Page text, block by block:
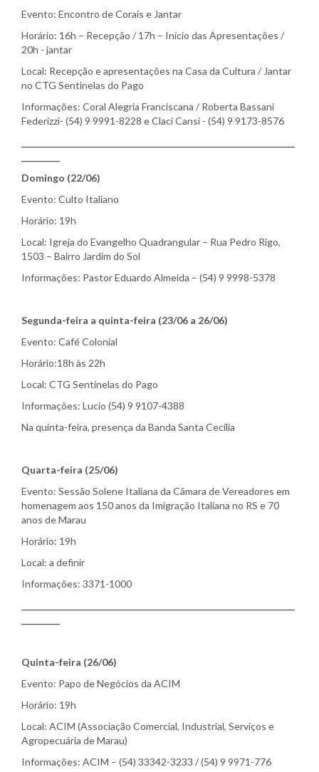
Evento: Encontro de Corais e Jantar
Horário: 16h – Recepção / 17h – Início das Apresentações /
20h - jantar
Local: Recepção e apresentações na Casa da Cultura / Jantar
no CTG Sentinelas do Pago
Informações: Coral Alegria Franciscana / Roberta Bassani
Federizzi- (54) 9 9991-8228 e Claci Cansi - (54) 9 9173-8576
Domingo (22/06)
Evento: Culto Italiano
Horário: 19h
Local: Igreja do Evangelho Quadrangular – Rua Pedro Rigo,
1503 – Bairro Jardim do Sol
Informações: Pastor Eduardo Almeida – (54) 9 9998-5378
Segunda-feira a quinta-feira (23/06 a 26/06)
Evento: Café Colonial
Horário:18h às 22h
Local: CTG Sentinelas do Pago
Informações: Lucio (54) 9 9107-4388
Na quinta-feira, presença da Banda Santa Cecília
Quarta-feira (25/06)
Evento: Sessão Solene Italiana da Câmara de Vereadores em
homenagem aos 150 anos da Imigração Italiana no RS e 70
anos de Marau
Horário: 19h
Local: a definir
Informações: 3371-1000
Quinta-feira (26/06)
Evento: Papo de Negócios da ACIM
Horário: 19h
Local: ACIM (Associação Comercial, Industrial, Serviços e
Agropecuária de Marau)
Informações: ACIM – (54) 33342-3233 / (54) 9 9971-776